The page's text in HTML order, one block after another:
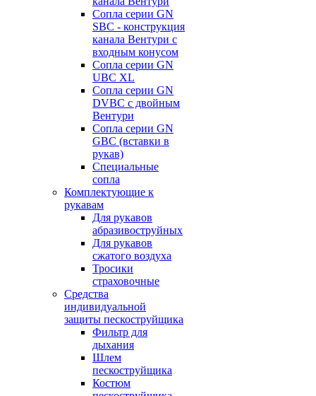
Сопла серии GN
SBC - конструкция
канала Вентури c
входным конусом
Сопла серии GN
UBC XL
Сопла серии GN
DVBC с двойным
Вентури
Сопла серии GN
GBC (вставки в
рукав)
Специальные
сопла
Комплектующие к
рукавам
Для рукавов
абразивоструйных
Для рукавов
сжатого воздуха
Тросики
страховочные
Средства
индивидуальной
защиты пескоструйщика
Фильтр для
дыхания
Шлем
пескоструйщика
Костюм